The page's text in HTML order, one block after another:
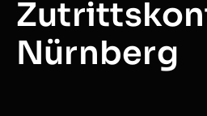
Nürnberg